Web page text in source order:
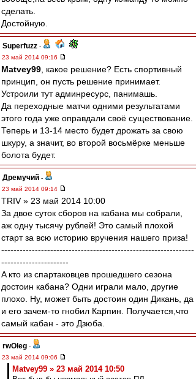
сделать.
Достойную.
Superfuzz -
23 май 2014 09:16
Matvey99 , какое решение? Есть спортивный
принцип, он пусть решение принимает.
Устроили тут админресурс, панимашь.
Да переходные матчи одними результатами
этого года уже оправдали своё существование.
Теперь и 13-14 место будет дрожать за свою
шкуру, а значит, во второй восьмёрке меньше
болота будет.
Дремучий -
23 май 2014 09:14
TRIV » 23 май 2014 10:00
За двое суток сборов на кабана мы собрали,
аж одну тысячу рублей! Это самый плохой
старт за всю историю вручения нашего приза!
---------------------------------------------------------------
----------------------
A кто из спартаковцев прошедшего сезона
достоин кабана? Одни играли мало, другие
плохо. Ну, может быть достоин один Дикань, да
и его зачем-то гнобил Карпин. Получается,что
самый кабан - это Дзюба.
rwOleg -
23 май 2014 09:06
Matvey99 » 23 май 2014 10:50